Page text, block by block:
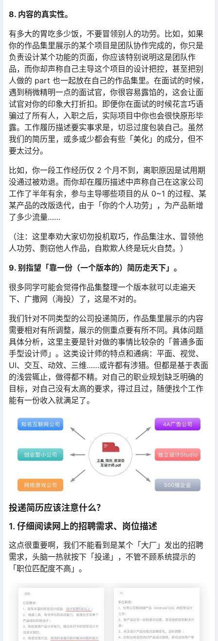
8. 内容的真实性。
有多大的胃吃多少饭，不要冒领别人的功劳。比如，如果
你的作品集里展示的某个项目是团队协作完成的，你只是
负责设计某个功能的页面，你应该特别说明这是团队作
品，而你却声称自己主导这个项目的设计把控，甚至把别
人做的 part 也一起放在自己的作品集里。在面试的时候，
遇到稍微精明一点的面试官，你很容易露馅的，这会让面
试官对你的印象大打折扣。即便你在面试的时候花言巧语
骗过了所有人，入职之后，实际项目中你也会很快原形毕
露。工作履历描述要实事求是，切忌过度包装自己。虽然
我们的简历里，或多或少都会有些「美化」的成分，但不
要太过分。
比如，你一段工作经历仅 2 个月不到，离职原因是试用期
没通过被劝退。而你却在履历描述中声称自己在这家公司
工作了半年有余，参与主导哪些项目的从 0~1 的过程、某
某产品的改版迭代，由于「你的个人功劳」，为产品新增
了多少流量……
（注：这里奉劝大家切勿投机取巧，作品集注水、冒领他
人功劳、剽窃他人作品，自欺欺人终是玩火自焚。）
9. 别指望「靠一份（一个版本的）简历走天下」。
很多同学可能会觉得作品集整理一个版本就可以走遍天
下、广撒网（海投）了，这是不对的。
我们针对不同类型的公司投递简历，作品集里展示的内容
需要相对有所调整，展示的侧重点要有所不同。具体问题
具体分析，这里主要是针对做的事情比较杂的「普通多面
手型设计师」。这类设计师的特点和通病：平面、视觉、
UI、交互、动效、三维……或许都有涉猎。但都是基于表面
的浅尝辄止，做得都不精。对自己的职业规划缺乏明确的
目标，对自己没有太高的要求，得过且过，随便找个工作
能有一份收入就满足了。
投递简历应该注意什么？
1. 仔细阅读网上的招聘需求、岗位描述
这点很重要啊，我们不能看到是某个「大厂」发出的招聘
需求，头脑一热就按下「投递」，不管不顾系统提示的
「职位匹配度不高」。